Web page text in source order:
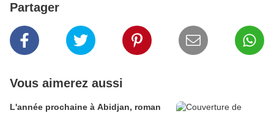
Partager
Vous aimerez aussi
L'année prochaine à Abidjan, roman